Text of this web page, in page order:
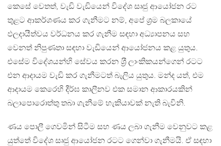
කෙසේ වෙතත්, වැඩි වැඩියෙන් විදේශ සෘජු ආයෝජන රට
තුළට ආකර්ශණය කර ගැනීමට නම්, අපේ ශ‍්‍රම බලකායේ
ඵලදායීත්වය වර්ධනය කර ගැනීම සඳහා අධ්‍යාපනය සහ
වෙනත් නිපුණතා සඳහා වැඩියෙන් ආයෝජනය කළ යුතුය.
එසේම විදේශයන්හි සේවය කරන ශ‍්‍රී ලාංකිකයන්ගෙන් රටට
එන ආදායම වැඩි කර ගැනීමටත් බැලිය යුතුය. මන්ද යත්, එම
ආදායම කෙරෙහි දීර්ඝ කාලීනව එක සමාන ආකාරයකින්
බලාපොරොත්තු තබා ගැනීමේ හැකියාවක් නැති බැවිනි.
ණය පොලී ගෙවමින් සිටීම සහ ණය ලබා ගැනීම වෙනුවට කළ
යුත්තේ විදේශ සෘජු ආයෝජන රටට ගෙන්වා ගැනීමයි. ඒ සඳහා